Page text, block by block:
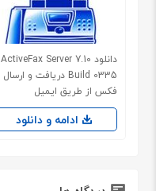
دانلود ActiveFax Server 7.10
Build 0335 دریافت و ارسال
فکس از طریق ایمیل
ادامه و دانلود